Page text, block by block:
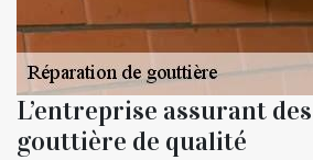
L’entreprise assurant
gouttière de qualité